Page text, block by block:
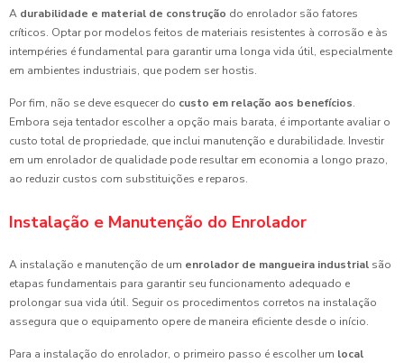
A durabilidade e material de construção do enrolador são fatores
críticos. Optar por modelos feitos de materiais resistentes à corrosão e às
intempéries é fundamental para garantir uma longa vida útil, especialmente
em ambientes industriais, que podem ser hostis.
Por fim, não se deve esquecer do custo em relação aos benefícios.
Embora seja tentador escolher a opção mais barata, é importante avaliar o
custo total de propriedade, que inclui manutenção e durabilidade. Investir
em um enrolador de qualidade pode resultar em economia a longo prazo,
ao reduzir custos com substituições e reparos.
Instalação e Manutenção do Enrolador
A instalação e manutenção de um enrolador de mangueira industrial são
etapas fundamentais para garantir seu funcionamento adequado e
prolongar sua vida útil. Seguir os procedimentos corretos na instalação
assegura que o equipamento opere de maneira eficiente desde o início.
Para a instalação do enrolador, o primeiro passo é escolher um local